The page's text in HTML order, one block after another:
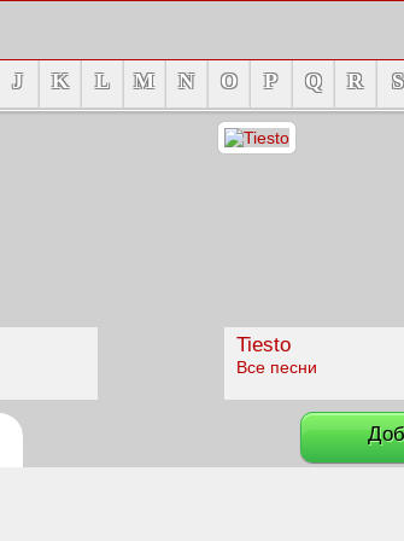
J K L M N O P Q R S
Tiesto
Все песни